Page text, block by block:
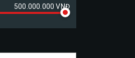
500.000.000 VNĐ